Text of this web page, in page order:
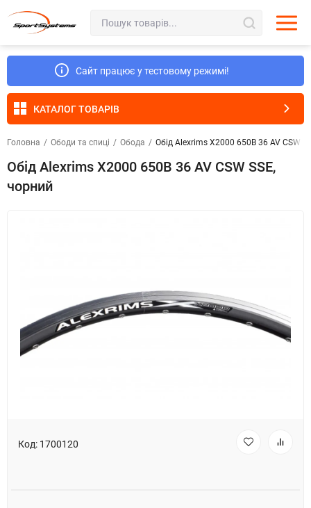
Сайт працює у тестовому режимі!
КАТАЛОГ ТОВАРІВ
Головна / Ободи та спиці / Обода / Обід Alexrims X2000 650B 36 AV CSW
Обід Alexrims X2000 650B 36 AV CSW SSE,
чорний
Код: 1700120